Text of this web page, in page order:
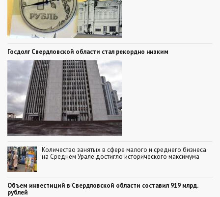
Госдолг Свердловской области стал рекордно низким
Количество занятых в сфере малого и среднего бизнеса
на Среднем Урале достигло исторического максимума
Объем инвестиций в Свердловской области составил 919 млрд.
рублей